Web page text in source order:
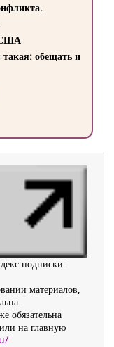
США
такая: обещать и
подписки:
материалов,
обязательна
на главную